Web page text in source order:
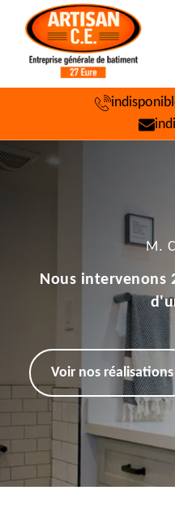
M.
Nous intervenons
Voir nos réalisations